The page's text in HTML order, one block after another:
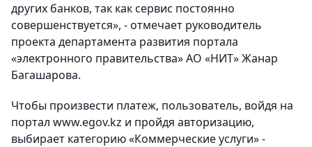
других банков, так как сервис постоянно
совершенствуется», - отмечает руководитель
проекта департамента развития портала
«электронного правительства» АО «НИТ» Жанар
Багашарова.
Чтобы произвести платеж, пользователь, войдя на
портал www.egov.kz и пройдя авторизацию,
выбирает категорию «Коммерческие услуги» -